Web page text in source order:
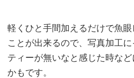
軽くひと手間加えるだけで魚
ことが出来るので、写真加工
ティーが無いなと感じた時な
かもです。